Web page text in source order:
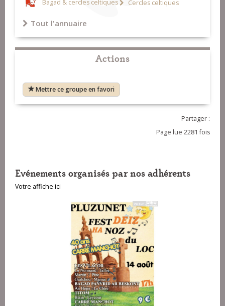
Bagad & cercles celtiques Cercles celtiques
Tout l'annuaire
Actions
Mettre ce groupe en favori
Partager :
Page lue 2281 fois
Evénements organisés par nos adhérents
Votre affiche ici